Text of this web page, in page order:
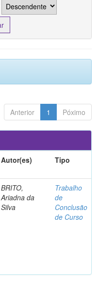
Anterior 1 Póximo
Autor(es) Tipo
BRITO,
Ariadna da
Silva
Trabalho
de
Conclusão
de Curso